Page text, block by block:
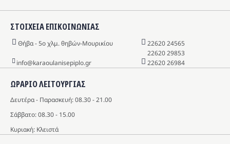
ΩΡΑΡΙΟ ΛΕΙΤΟΥΡΓΙΑΣ
Δευτέρα - Παρασκευή: 08.30 - 21.00
Σάββατο: 08.30 - 15.00
Κυριακή: Κλειστά
ΣΤΟΙΧΕΙΑ ΕΠΙΚΟΙΝΩΝΙΑΣ
Θήβα - 5o χλμ. θηβών-Μουρικίου
22620 24565
22620 29853
info@karaoulanisepiplo.gr
22620 26984